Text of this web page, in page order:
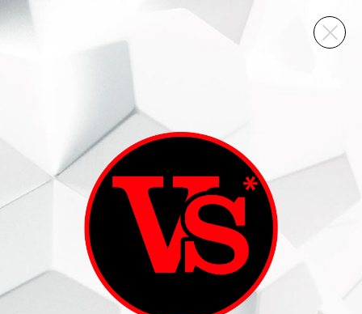
ВИННЫЙ СКЛАД